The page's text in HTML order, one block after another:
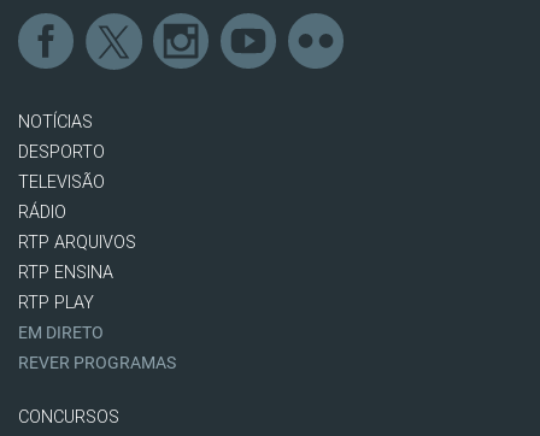
NOTÍCIAS
DESPORTO
TELEVISÃO
RÁDIO
RTP ARQUIVOS
RTP ENSINA
RTP PLAY
EM DIRETO
REVER PROGRAMAS
CONCURSOS